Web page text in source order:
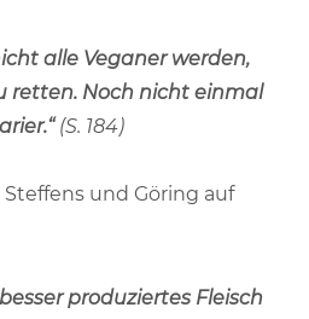
alle Veganer werden,
retten. Noch nicht einmal
(S. 184)
und Göring auf
produziertes Fleisch